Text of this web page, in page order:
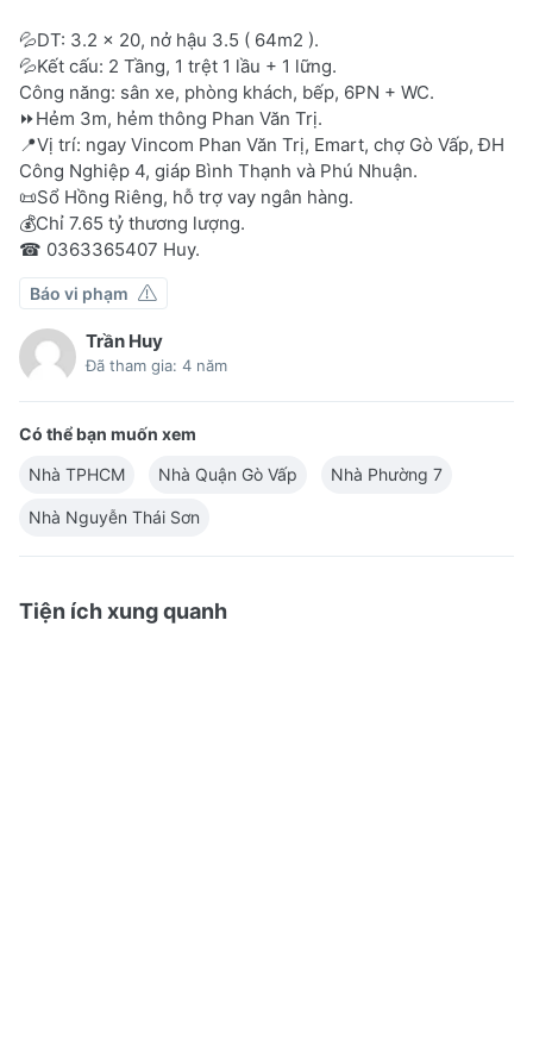
💦DT: 3.2 x 20, nở hậu 3.5 ( 64m2 ).
💦Kết cấu: 2 Tầng, 1 trệt 1 lầu + 1 lững.
Công năng: sân xe, phòng khách, bếp, 6PN + WC.
⏩Hẻm 3m, hẻm thông Phan Văn Trị.
📍Vị trí: ngay Vincom Phan Văn Trị, Emart, chợ Gò Vấp, ĐH
Công Nghiệp 4, giáp Bình Thạnh và Phú Nhuận.
📜Sổ Hồng Riêng, hỗ trợ vay ngân hàng.
💰Chỉ 7.65 tỷ thương lượng.
☎ 0363365407 Huy.
Báo vi phạm
Trần Huy
Đã tham gia: 4 năm
Có thể bạn muốn xem
Nhà TPHCM
Nhà Quận Gò Vấp Nhà Phường 7
Nhà Nguyễn Thái Sơn
Tiện ích xung quanh